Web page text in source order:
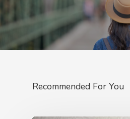
Recommended For You